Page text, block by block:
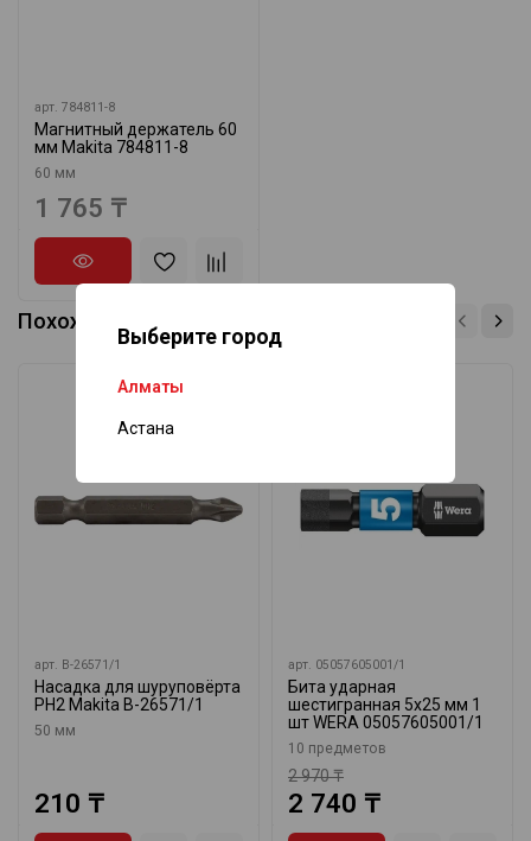
Выберите город
Алматы
Астана
арт. 784811-8
Магнитный держатель 60
мм Makita 784811-8
60 мм
1 765 ₸
Похожие товары
арт. B-26571/1
Насадка для шуруповёрта
PH2 Makita B-26571/1
50 мм
210 ₸
арт. 05057605001/1
Бита ударная
шестигранная 5x25 мм 1
шт WERA 05057605001/1
10 предметов
2 970 ₸
2 740 ₸